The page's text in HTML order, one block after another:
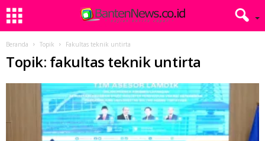
Beranda Topik Fakultas teknik untirta
Topik: fakultas teknik untirta